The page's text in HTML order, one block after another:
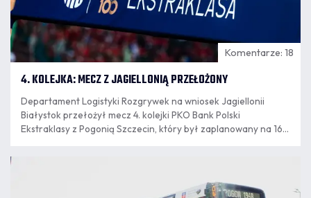
Komentarze: 18
4. KOLEJKA: MECZ Z JAGIELLONIĄ PRZEŁOŻONY
Departament Logistyki Rozgrywek na wniosek Jagiellonii
Białystok przełożył mecz 4. kolejki PKO Bank Polski
Ekstraklasy z Pogonią Szczecin, który był zaplanowany na 16